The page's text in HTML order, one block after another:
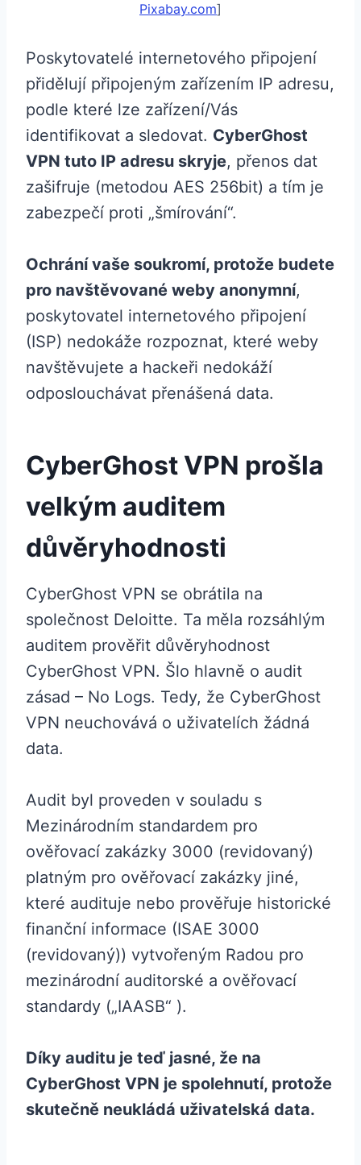
Pixabay.com]
Poskytovatelé internetového připojení
přidělují připojeným zařízením IP adresu,
podle které lze zařízení/Vás
identifikovat a sledovat. CyberGhost
VPN tuto IP adresu skryje, přenos dat
zašifruje (metodou AES 256bit) a tím je
zabezpečí proti „šmírování“.
Ochrání vaše soukromí, protože budete
pro navštěvované weby anonymní,
poskytovatel internetového připojení
(ISP) nedokáže rozpoznat, které weby
navštěvujete a hackeři nedokáží
odposlouchávat přenášená data.
CyberGhost VPN prošla
velkým auditem
důvěryhodnosti
CyberGhost VPN se obrátila na
společnost Deloitte. Ta měla rozsáhlým
auditem prověřit důvěryhodnost
CyberGhost VPN. Šlo hlavně o audit
zásad – No Logs. Tedy, že CyberGhost
VPN neuchovává o uživatelích žádná
data.
Audit byl proveden v souladu s
Mezinárodním standardem pro
ověřovací zakázky 3000 (revidovaný)
platným pro ověřovací zakázky jiné,
které audituje nebo prověřuje historické
finanční informace (ISAE 3000
(revidovaný)) vytvořeným Radou pro
mezinárodní auditorské a ověřovací
standardy („IAASB“ ).
Díky auditu je teď jasné, že na
CyberGhost VPN je spolehnutí, protože
skutečně neukládá uživatelská data.